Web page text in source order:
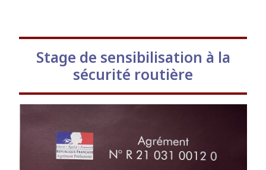
Stage de sensibilisation à la
sécurité routière